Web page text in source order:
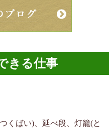
きる仕事
くばい)、延べ段、灯籠(と